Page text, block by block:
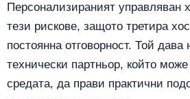
Персонализираният управляван
тези рискове, защото третира
постоянна отговорност. Той дава
технически партньор, който
средата, да прави практични